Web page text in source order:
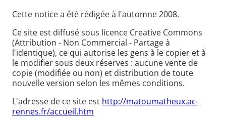
Cette notice a été rédigée à l'automne 2008.
Ce site est diffusé sous licence Creative Commons
(Attribution - Non Commercial - Partage à
l'identique), ce qui autorise les gens à le copier et à
le modifier sous deux réserves : aucune vente de
copie (modifiée ou non) et distribution de toute
nouvelle version selon les mêmes conditions.
L'adresse de ce site est http://matoumatheux.ac-
rennes.fr/accueil.htm